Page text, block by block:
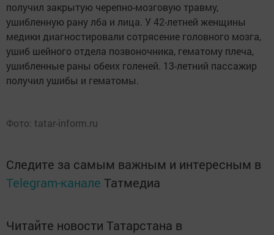
получил закрытую черепно-мозговую травму,
ушибленную рану лба и лица. У 42-летней женщины
медики диагностировали сотрясение головного мозга,
ушиб шейного отдела позвоночника, гематому плеча,
ушибленные раны обеих голеней. 13-летний пассажир
получил ушибы и гематомы.
Фото: tatar-inform.ru
Следите за самым важным и интересным в
Telegram-канале Татмедиа
Читайте новости Татарстана в